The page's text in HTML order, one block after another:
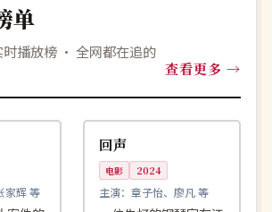
单
时播放榜 · 全网都在追的
查看更多
99:34
家辉 等
中国
99:17
回声
电影 2024
主演： 章子怡、廖凡 等